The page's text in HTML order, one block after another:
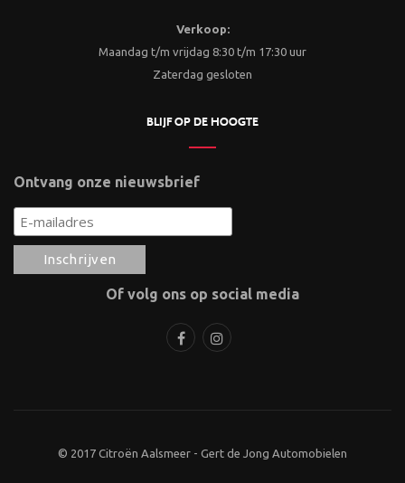
Verkoop:
Maandag t/m vrijdag 8:30 t/m 17:30 uur
Zaterdag gesloten
BLIJF OP DE HOOGTE
Ontvang onze nieuwsbrief
Of volg ons op social media
© 2017 Citroën Aalsmeer - Gert de Jong Automobielen